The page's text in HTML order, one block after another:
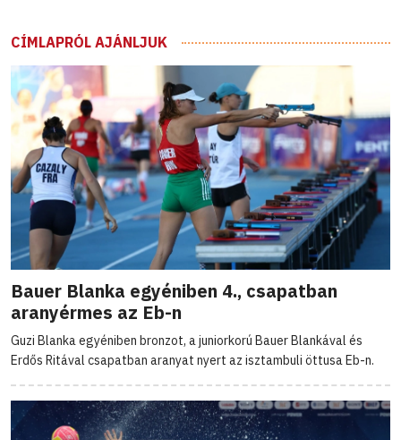
CÍMLAPRÓL AJÁNLJUK
Bauer Blanka egyéniben 4., csapatban
aranyérmes az Eb-n
Guzi Blanka egyéniben bronzot, a juniorkorú Bauer Blankával és
Erdős Ritával csapatban aranyat nyert az isztambuli öttusa Eb-n.